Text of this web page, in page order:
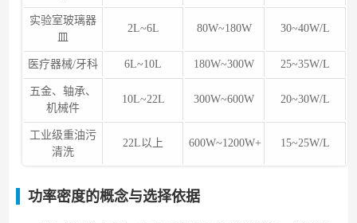
实验室玻璃器
皿
2L~6L 80W~180W 30~40W/L
医疗器械/牙科 6L~10L 180W~300W 25~35W/L
五金、轴承、
机械件
10L~22L 300W~600W 20~30W/L
工业级重油污
清洗
22L以上 600W~1200W+ 15~25W/L
功率密度的概念与选择依据